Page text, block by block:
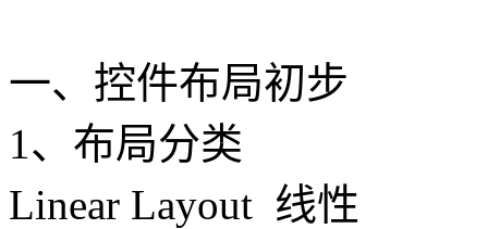
一、控件布局初步
1、布局分类
Linear Layout 线性